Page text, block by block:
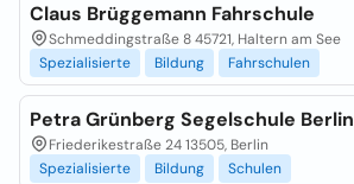
Claus Brüggemann Fahrschule
Schmeddingstraße 8 45721, Haltern am See
Spezialisierte
Bildung Fahrschulen
Petra Grünberg Segelschule Berlin
Friederikestraße 24 13505, Berlin
Spezialisierte
Bildung Schulen